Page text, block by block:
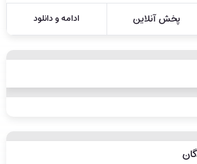
پخش آنلاین ادامه و دانلود